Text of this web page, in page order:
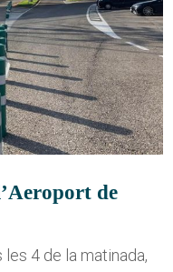
de
4 de la matinada,